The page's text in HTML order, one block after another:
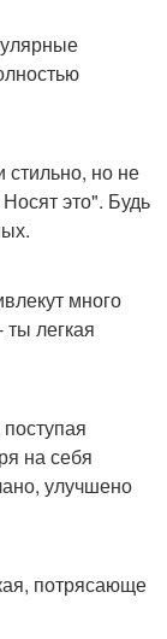
стильно, но не
это". Будь
много
легкая
на себя
улучшено
потрясающе